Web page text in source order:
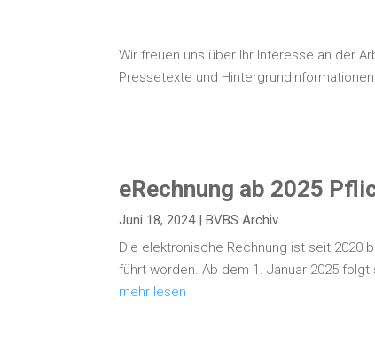
Wir freu­en uns über Ihr Inter­es­se an der
Pres­se­tex­te und
eRe­ch­nung ab 2025
Juni 18, 2024|BVBS Archiv
Die elek­tro­ni­sche Rech­nung ist seit 2020
führt wor­den. Ab dem 1. Janu­ar 2025
mehr lesen